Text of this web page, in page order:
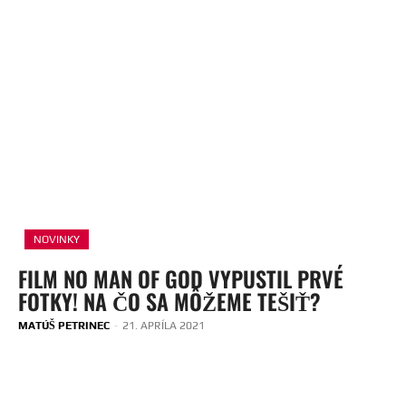
NOVINKY
FILM NO MAN OF GOD VYPUSTIL PRVÉ
FOTKY! NA ČO SA MÔŽEME TEŠIŤ?
MATÚŠ PETRINEC - 21. APRÍLA 2021